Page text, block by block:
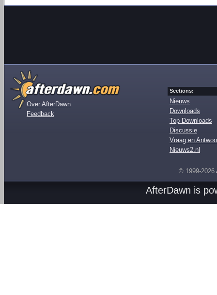
Over AfterDawn
Feedback
Sections:
Nieuws
Downloads
Top Downloads
Discussie
Vraag en
Nieuws2.nl
© 1999-2026
AfterDawn is